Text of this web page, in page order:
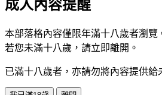
成人內容提醒
本部落格內容僅限年滿十八歲者瀏覽
若您未滿十八歲，請立即離開。
已滿十八歲者，亦請勿將內容提供給